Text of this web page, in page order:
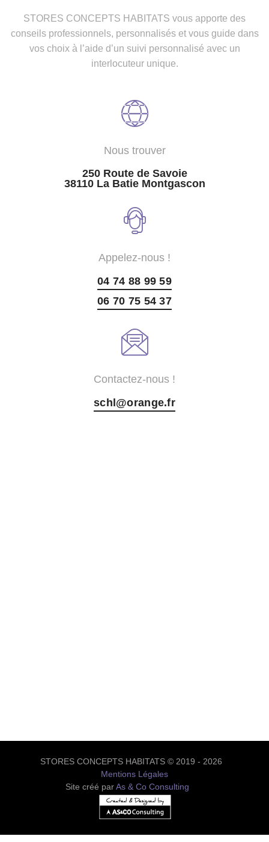
STORES CONCEPTS HABITATS vous apporte des
conseils professionnels, personnalisés et vous guide dans
vos choix à l’aide d’un suivi personnalisé avec un
interlocuteur unique.
Nous trouver
250 Route de Savoie
38110 La Batie Montgascon
Appelez-nous !
04 74 88 99 59
06 70 75 54 37
Contactez-nous !
schl@orange.fr
STORES CONCEPTS HABITATS © 2019 - 2026
Mentions Légales
Site créé parAs & Co Consulting